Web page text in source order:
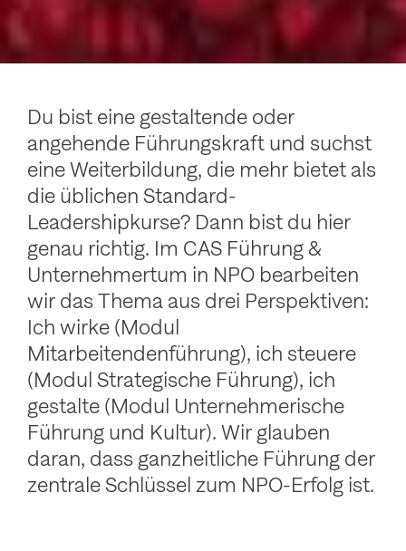
Du bist eine gestaltende oder
angehende Führungskraft und suchst
eine Weiterbildung, die mehr bietet als
die üblichen Standard-
Leadershipkurse? Dann bist du hier
genau richtig. Im CAS Führung &
Unternehmertum in NPO bearbeiten
wir das Thema aus drei Perspektiven:
Ich wirke (Modul
Mitarbeitendenführung), ich steuere
(Modul Strategische Führung), ich
gestalte (Modul Unternehmerische
Führung und Kultur). Wir glauben
daran, dass ganzheitliche Führung der
zentrale Schlüssel zum NPO-Erfolg ist.